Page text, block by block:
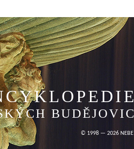
BUDĚJOVIC
© 1998 — 2026 NEBE